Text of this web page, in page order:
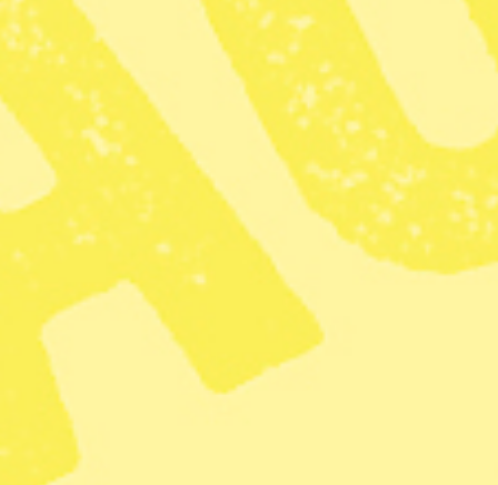
tillväxtdogmer och arbetslinjen. För ett år
sedan gick vi vidare och startade vår
första lokala Syre, Syre Göteborg.
Dela
systertidning
Nu tar vi nästa steg och startar Syre Stockholm!
Syre Stockholm
är en tidning för alla stockholmare som
vill förändra världen. En tidning med fokus på samma
samhällsfrågor som Syre men utifrån ett lokalt
stockholmsperspektiv.
Syre Stockholm
såväl globalt som i Sverige, men det absolut största